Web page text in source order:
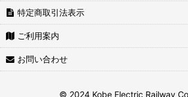
特定商取引法表示
ご利用案内
お問い合わせ
© 2024 Kobe Electric Railway